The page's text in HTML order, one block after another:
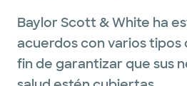
Baylor Scott & White ha
acuerdos con varios tipos
fin de garantizar que sus